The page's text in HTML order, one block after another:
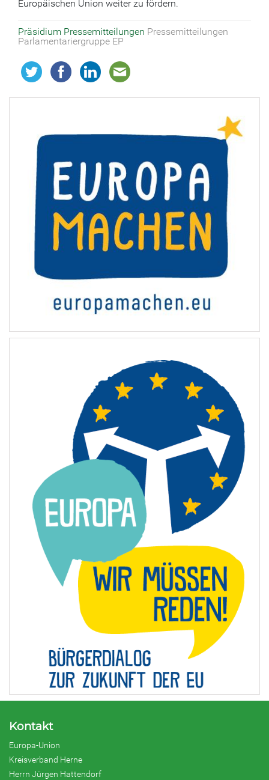
Europäischen Union weiter zu fördern.
Präsidium Pressemitteilungen Pressemitteilungen
Parlamentariergruppe EP
Kontakt
Europa-Union
Kreisverband Herne
Herrn Jürgen Hattendorf